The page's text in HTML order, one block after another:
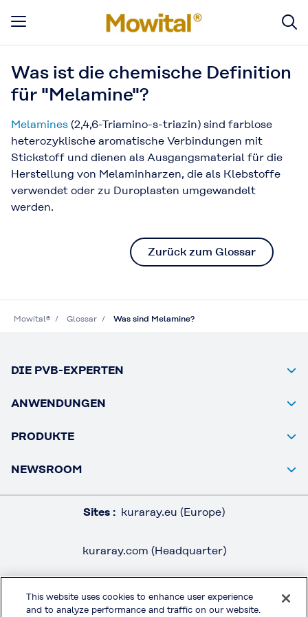
Was ist die chemische Definition
für "Melamine"?
Melamines (2,4,6-Triamino-s-triazin) sind farblose
heterozyklische aromatische Verbindungen mit
Stickstoff und dienen als Ausgangsmaterial für die
Herstellung von Melaminharzen, die als Klebstoffe
verwendet oder zu Duroplasten umgewandelt
werden.
Zurück zum Glossar
Mowital® Glossar Was sind Melamine?
DIE PVB-EXPERTEN
ANWENDUNGEN
PRODUKTE
NEWSROOM
Sites : kuraray.eu (Europe)
kuraray.com (Headquarter)
RECHTSHINWEISE / IMPRESSUM
This website uses cookies to enhance user experience
and to analyze performance and traffic on our website.